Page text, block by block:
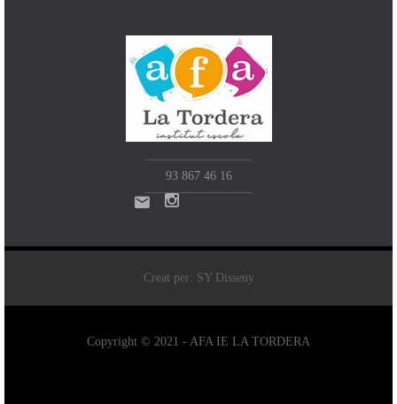
93 867 46 16
Creat per: SY Disseny
Copyright © 2021 - AFA IE LA TORDERA